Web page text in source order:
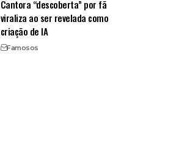
Cantora “descoberta” por fã
viraliza ao ser revelada como
criação de IA
Famosos